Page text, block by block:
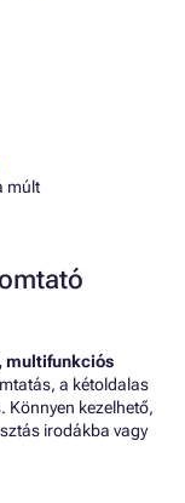
múlt
multifunkciós
a kétoldalas
Könnyen kezelhető,
irodákba vagy